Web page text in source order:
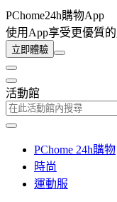
PChome24h購物App
使用App享受更優質
立即體驗
活動館
PChome 24h購物
時尚
運動服